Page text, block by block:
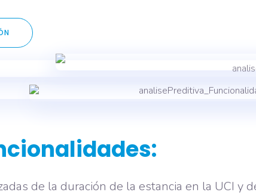
de la duración de la estancia en la UCI y